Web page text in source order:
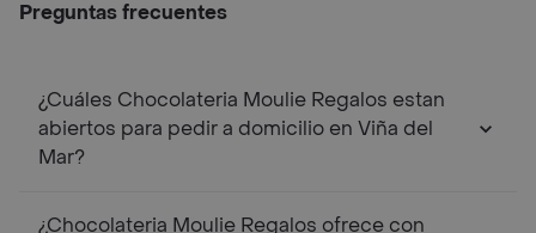
Preguntas frecuentes
¿Cuáles Chocolateria Moulie Regalos estan
abiertos para pedir a domicilio en Viña del
Mar?
¿Chocolateria Moulie Regalos ofrece con